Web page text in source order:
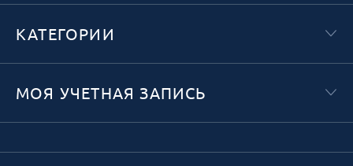
КАТЕГОРИИ
МОЯ УЧЕТНАЯ ЗАПИСЬ